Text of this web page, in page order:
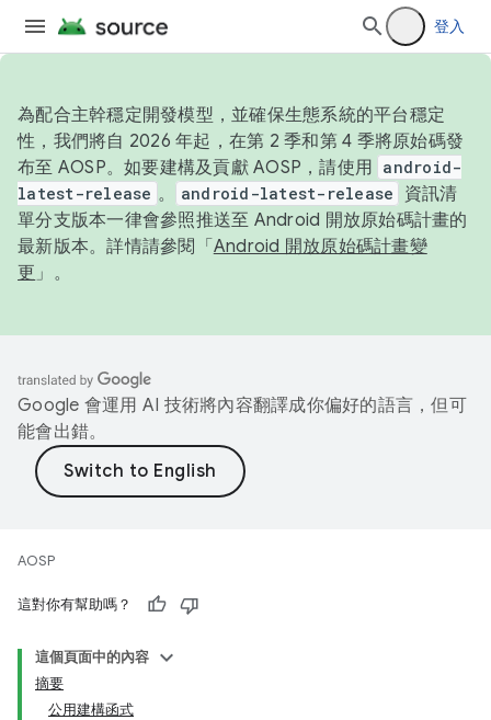
登入
為配合主幹穩定開發模型，並確保生態系統的平台穩定
性，我們將自 2026 年起，在第 2 季和第 4 季將原始碼發
布至 AOSP。如要建構及貢獻 AOSP，請使用 android-
latest-release 。 android-latest-release
資訊清
單分支版本一律會參照推送至 Android 開放原始碼計畫的
最新版本。詳情請參閱「 Android 開放原始碼計畫變
更 」。
Google 會運用 AI 技術將內容翻譯成你偏好的語言，但可
能會出錯。
AOSP
這對你有幫助嗎？
這個頁面中的內容
摘要
公用建構函式